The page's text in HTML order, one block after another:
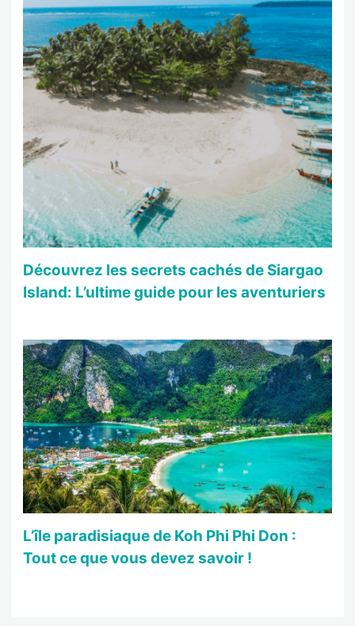
Découvrez les secrets cachés de Siargao
Island: L’ultime guide pour les aventuriers
L’île paradisiaque de Koh Phi Phi Don :
Tout ce que vous devez savoir !